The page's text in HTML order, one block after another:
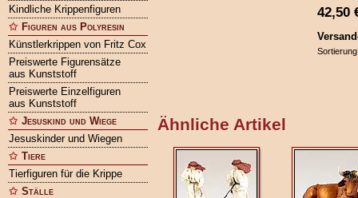
Kindliche Krippenfiguren
Figuren aus Polyresin
Künstlerkrippen von Fritz Cox
Preiswerte Figurensätze
aus Kunststoff
Preiswerte Einzelfiguren
aus Kunststoff
Jesuskind und Wiege
Jesuskinder und Wiegen
Tiere
Tierfiguren für die Krippe
Ställe
42,50
Ähnliche Artikel